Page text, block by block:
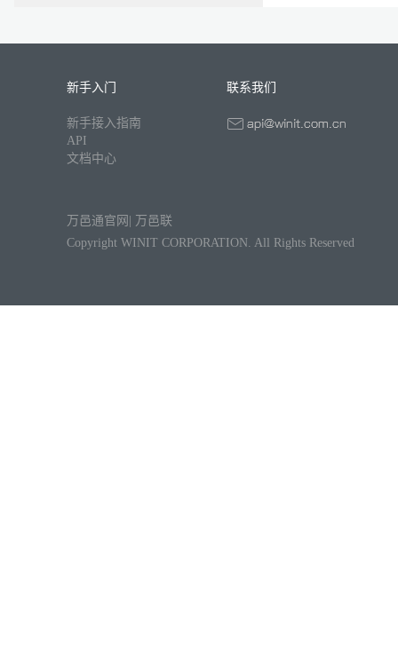
新手入门
新手接入指南
API
文档中心
联系我们
万邑通官网
万邑联
Copyright WINIT CORPORATION. All Rights Reserved